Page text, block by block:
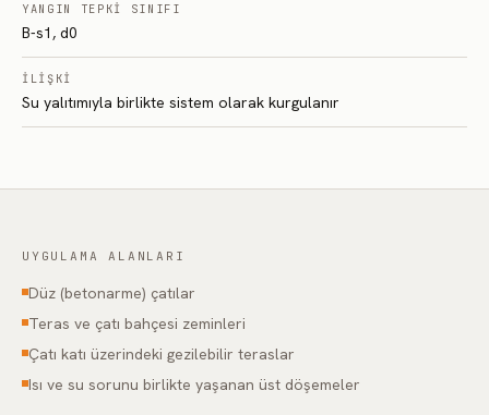
YANGIN TEPKI SINIFI
B-s1, d0
İLIŞKI
Su yalıtımıyla birlikte sistem olarak kurgulanır
UYGULAMA ALANLARI
Düz (betonarme) çatılar
Teras ve çatı bahçesi zeminleri
Çatı katı üzerindeki gezilebilir teraslar
Isı ve su sorunu birlikte yaşanan üst döşemeler